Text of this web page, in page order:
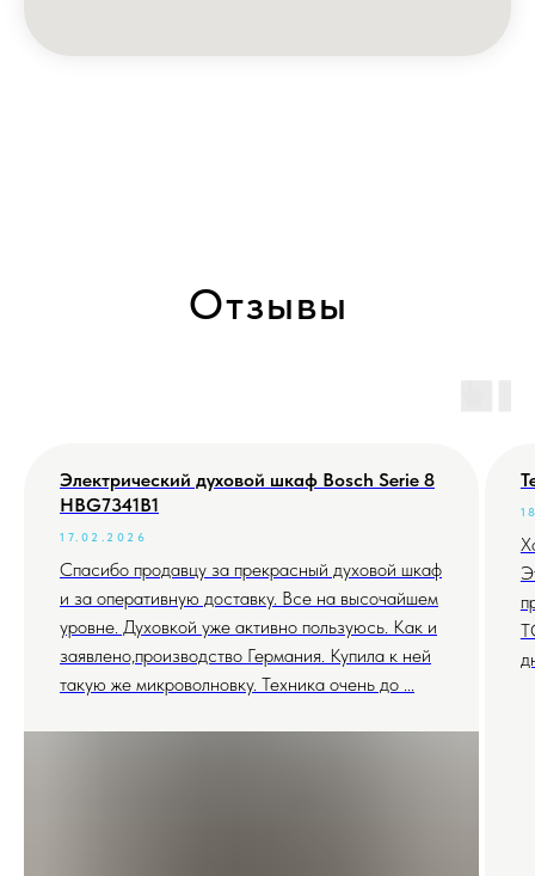
Отзывы
Электрический духовой шкаф Bosch Serie 8
HBG7341B1
17.02.2026
Спасибо продавцу за прекрасный духовой шкаф
и за оперативную доставку. Все на высочайшем
уровне. Духовкой уже активно пользуюсь. Как и
заявлено,производство Германия. Купила к ней
такую же микроволновку. Техника очень до ...